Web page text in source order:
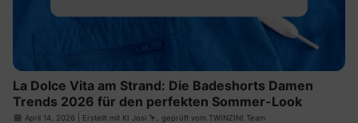
La Dolce Vita am Strand: Die Badeshorts Damen
Trends 2026 für den perfekten Sommer-Look
April 14, 2026 | Erstellt mit KI Josi 🦩, geprüft vom TWINZINI Team